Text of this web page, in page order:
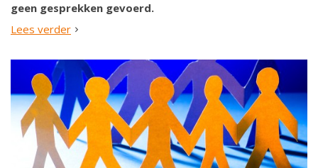
geen gesprekken gevoerd.
Lees verder